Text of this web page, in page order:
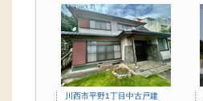
川西市平野1丁目中古戸建